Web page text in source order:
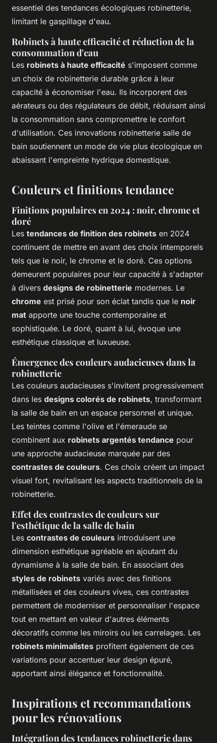
essentiel des tendances écologiques robinetterie,
limitant le gaspillage d'eau.
Robinets à haute efficacité et réduction de la
consommation d'eau
Les robinets à haute efficacité s'imposent comme
un choix de robinetterie durable grâce à leur
capacité à économiser l'eau. Ils incorporent des
aérateurs ou des régulateurs de débit, réduisant ainsi
la consommation sans compromettre le confort
d'utilisation. Ces innovations robinetterie salle de
bain soutiennent un mode de vie plus écologique en
abaissant l'empreinte hydrique domestique.
Couleurs et finitions tendance
Finitions populaires en 2024 : noir, chrome et
doré
Les tendances de finition des robinets en 2024
continuent de mettre en avant des choix intemporels
tels que le noir, le chrome et le doré. Ces options
demeurent populaires pour leur capacité à s'adapter
à divers designs de robinetterie modernes. Le
chrome est prisé pour son éclat tandis que le noir
mat apporte une touche contemporaine et
sophistiquée. Le doré, quant à lui, évoque une
esthétique classique et luxueuse.
Émergence des couleurs audacieuses dans la
robinetterie
Les couleurs audacieuses s'invitent progressivement
dans les designs colorés de robinets, transformant
la salle de bain en un espace personnel et unique.
Les teintes comme l'olive et l'émeraude se
combinent aux robinets argentés tendance pour
une approche audacieuse marquée par des
contrastes de couleurs. Ces choix créent un impact
visuel fort, revitalisant les aspects traditionnels de la
robinetterie.
Effet des contrastes de couleurs sur
l'esthétique de la salle de bain
Les contrastes de couleurs introduisent une
dimension esthétique agréable en ajoutant du
dynamisme à la salle de bain. En associant des
styles de robinets variés avec des finitions
métallisées et des couleurs vives, ces contrastes
permettent de moderniser et personnaliser l'espace
tout en mettant en valeur d'autres éléments
décoratifs comme les miroirs ou les carrelages. Les
robinets minimalistes profitent également de ces
variations pour accentuer leur design épuré,
apportant ainsi élégance et fonctionnalité.
Inspirations et recommandations
pour les rénovations
Intégration des tendances robinetterie dans